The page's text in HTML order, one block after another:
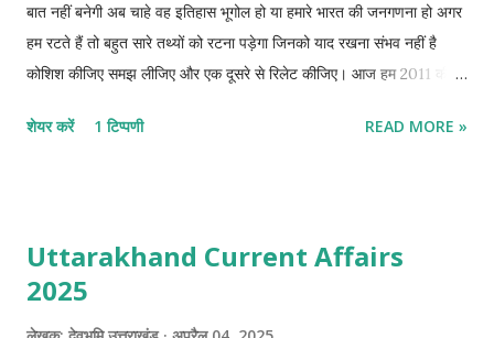
बात नहीं बनेगी अब चाहे वह इतिहास भूगोल हो या हमारे भारत की जनगणना हो अगर
हम रटते हैं तो बहुत सारे तथ्यों को रटना पड़ेगा जिनको याद रखना संभव नहीं है
कोशिश कीजिए समझ लीजिए और एक दूसरे से रिलेट कीजिए। आज हम 2011 की
भौगोलिक कारण उल्लेख करना संभव नहीं है। इसलिए जब आप भारत की जनगणना
याद रख पाएंगे साथ ही उनसे संबंधित अन्य तथ्य को भी आपको याद रख सकेंगे ।
भारत की जनगणना (भाग -01) वर्ष 2011 में भारत की 15वीं जनगणना की गई थी।
शेयर करें 1 टिप्पणी READ MORE »
Uttarakhand Current Affairs
2025